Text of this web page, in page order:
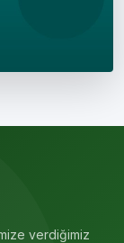
verdiğimiz